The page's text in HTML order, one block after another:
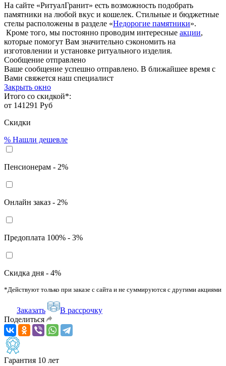
На сайте «РитуалГранит» есть возможность подобрать
памятники на любой вкус и кошелек. Стильные и бюджетные
стелы расположены в разделе «Недорогие памятники».
Кроме того, мы постоянно проводим интересные акции,
которые помогут Вам значительно сэкономить на
изготовлении и установке ритуального изделия.
Сообщение отправлено
Ваше сообщение успешно отправлено. В ближайшее время с
Вами свяжется наш специалист
Закрыть окно
Итого со скидкой*:
от 141291 Руб
Скидки
% Нашли дешевле
Пенсионерам - 2%
Онлайн заказ - 2%
Предоплата 100% - 3%
Скидка дня - 4%
*Действуют только при заказе с сайта и не суммируются с другими акциями
Заказать
В рассрочку
Поделиться
Гарантия 10 лет